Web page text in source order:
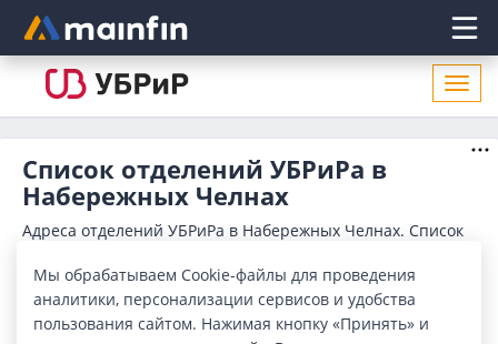
Главное меню
Список отделений УБРиРа в
Набережных Челнах
Адреса отделений УБРиРа в Набережных Челнах. Список
Набережных Челнах по адресу, названию. Часы работы,
телефоны, контактные данные.
Показать весь
Отделения
Банкоматы
Мы обрабатываем Cookie-файлы для проведения
аналитики, персонализации сервисов и удобства
пользования сайтом. Нажимая кнопку «Принять» и